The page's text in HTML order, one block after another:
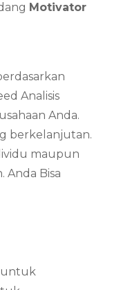
Motivator
Analisis
Anda.
berkelanjutan.
maupun
Bisa
untuk